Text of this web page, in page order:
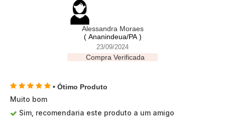
Alessandra Moraes
( Ananindeua/PA )
23/09/2024
Compra Verificada
• Ótimo Produto
Muito bom
Sim, recomendaria este produto a um amigo